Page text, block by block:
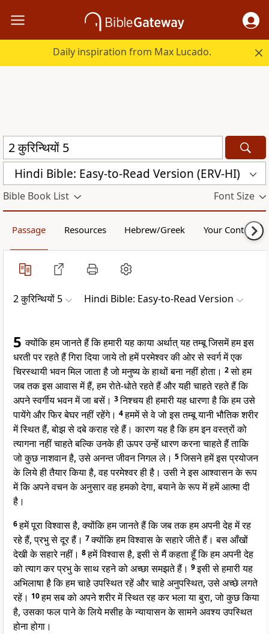
Daily inspiration from Max Lucado.
Hindi Bible: Easy-to-Read Version (ERV-HI)
Bible Book List Font Size
Passage Resources Hebrew/Greek Your Content
2 कुरिन्थियों 5 Hindi Bible: Easy-to-Read Version
5क्योंकि हम जानते हैं कि हमारी यह काया अर्थात् यह तम्बू जिसमें हम इस
धरती पर रहते हैं गिरा दिया जाये तो हमें परमेश्वर की ओर से स्वर्ग में एक
चिरस्थायी भवन मिल जाता है जो मनुष्य के हाथों बना नहीं होता। 2सो हम
जब तक इस आवास में हैं, हम रोते-धोते रहते हैं और यही चाहते रहते हैं कि
अपने स्वर्गीय भवन में जा बसें। 3निश्चय ही हमारी यह धारणा है कि हम उसे
पायेंगे और फिर बेघर नहीं रहेंगे। 4हममें से वे जो इस तम्बू यानी भौतिक शरीर
में स्थित हैं, बोझ से दबे कराह रहे हैं। कारण यह है कि हम इन वस्त्रों को
त्यागना नहीं चाहते बल्कि उनके ही ऊपर उन्हें धारण करना चाहते हैं ताकि
जो कुछ नाशवान है, उसे अनन्त जीवन निगल ले। 5जिसने हमें इस प्रयोजन
के लिये ही तैयार किया है, वह परमेश्वर ही है। उसी ने इस आश्वासन के रूप
में कि अपने वचन के अनुसार वह हमको देगा, बयाने के रूप में हमें आत्मा दी
है।
6हमें पूरा विश्वास है, क्योंकि हम जानते हैं कि जब तक हम अपनी देह में रह
रहे हैं, प्रभु से दूर हैं। 7क्योंकि हम विश्वास के सहारे जीते हैं। बस आँखों
देखी के सहारे नहीं। 8हमें विश्वास है, इसी से मैं कहता हूँ कि हम अपनी देह
को त्याग कर प्रभु के साथ रहने को अच्छा समझते हैं। 9इसी से हमारी यह
अभिलाषा है कि हम चाहे उपस्थित रहें और चाहे अनुपस्थित, उसे अच्छे लगते
रहें। 10हम सब को अपने शरीर में स्थित रह कर भला या बुरा, जो कुछ किया
है, उसका फल पाने के लिये मसीह के न्यायासन के सामने अवश्य उपस्थित
होना होगा।